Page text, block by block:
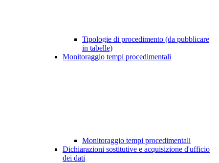
Tipologie di procedimento (da pubblicare
in tabelle)
Monitoraggio tempi procedimentali
Monitoraggio tempi procedimentali
Dichiarazioni sostitutive e acquisizione d'ufficio
dei dati